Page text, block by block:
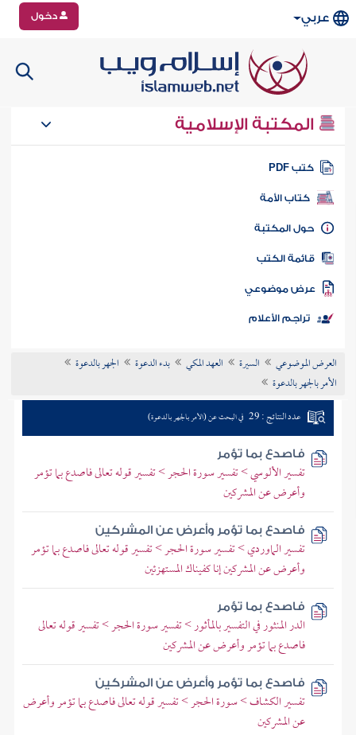
عربي دخول
المكتبة الإسلامية
كتب PDF
كتاب الأمة
المكتبة
الكتب
موضوعي
تراجم الأعلام
العرض الموضوعي السيرة العهد المكي بدء الدعوة
الجهر بالدعوة
الأمر بالجهر بالدعوة
عدد النتائج : 29 في البحث عن (الأمر بالجهر بالدعوة)
فاصدع بما تؤمر
تفسير الألوسي > تفسير سورة الحجر > تفسير قوله تعالى فاصدع بما تؤمر
وأعرض عن المشركين
فاصدع بما تؤمر وأعرض عن المشركين
تفسير الماوردي > تفسير سورة الحجر > تفسير قوله تعالى فاصدع بما تؤمر
وأعرض عن المشركين إنا كفيناك المستهزئين
فاصدع بما تؤمر
الدر المنثور في التفسير بالمأثور > تفسير سورة الحجر > تفسير قوله تعالى
فاصدع بما تؤمر وأعرض عن المشركين
فاصدع بما تؤمر وأعرض عن المشركين
تفسير الكشاف > سورة الحجر > تفسير قوله تعالى فاصدع بما تؤمر وأعرض
عن المشركين